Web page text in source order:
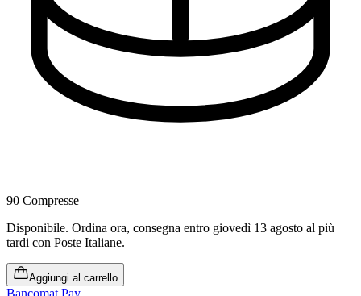
90 Compresse
Disponibile. Ordina ora, consegna entro giovedì 13 agosto al più
tardi con Poste Italiane.
Aggiungi al carrello
Bancomat Pay